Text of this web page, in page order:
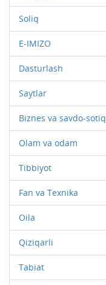
Soliq
E-IMIZO
Dasturlash
Saytlar
Biznes va savdo-sotiq
Olam va odam
Tibbiyot
Fan va Texnika
Oila
Qiziqarli
Tabiat